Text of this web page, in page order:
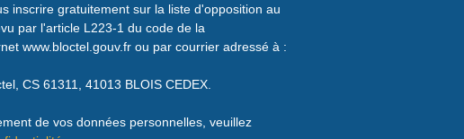
inscrire gratuitement sur la liste d'opposition au
par l'article L223-1 du code de la
www.bloctel.gouv.fr ou par courrier adressé à :
CS 61311, 41013 BLOIS CEDEX.
de vos données personnelles, veuillez